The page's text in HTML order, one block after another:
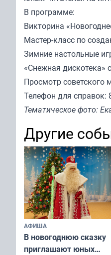
В программе:
Викторина
Мастер-класс по
Зимние настольные
«Снежная дискотека»
Просмотр
Телефон для справок:
Тематическое фото:
Другие
АФИША
В новогоднюю сказку
приглашают юных